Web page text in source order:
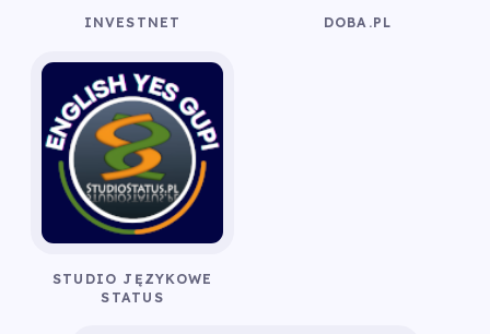
INVESTNET DOBA.PL
STUDIO JĘZYKOWE
STATUS